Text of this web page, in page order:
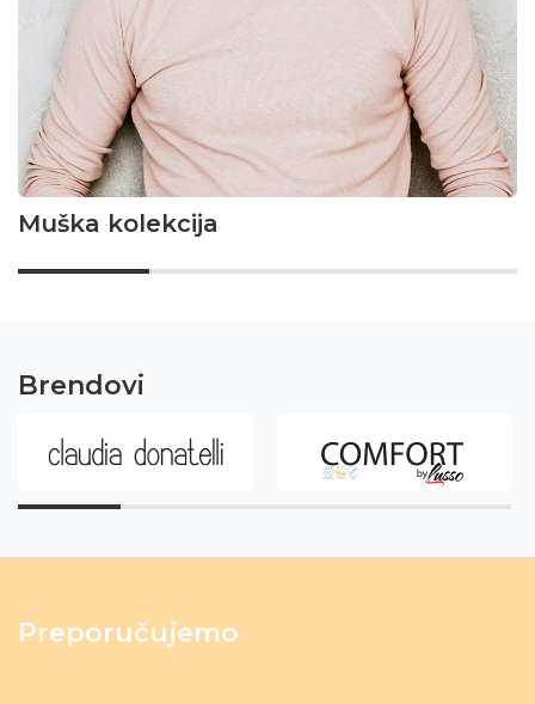
Muška kolekcija
Brendovi
Preporučujemo